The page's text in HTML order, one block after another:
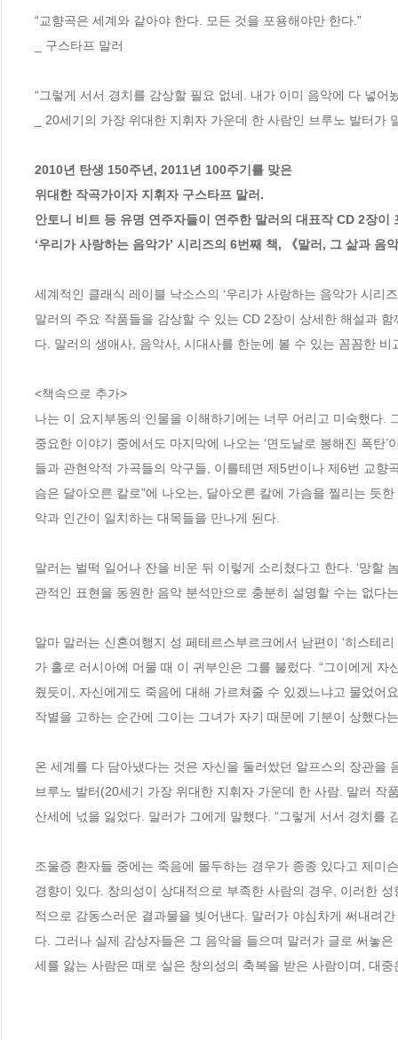
“교향곡은 세계와 같아야 한다. 모든 것을 포용해야만 한다.”
_ 구스타프 말러
“그렇게 서서 경치를 감상할 필요 없네. 내가 이미 음악에 다 넣어
_ 20세기의 가장 위대한 지휘자 가운데 한 사람인 브루노 발터
2010년 탄생 150주년, 2011년 100주기를 맞은
위대한 작곡가이자 지휘자 구스타프 말러.
안토니 비트 등 유명 연주자들이 연주한 말러의 대표작 CD 2장이
‘우리가 사랑하는 음악가’ 시리즈의 6번째 책, 《말러, 그 삶과 음
세계적인 클래식 레이블 낙소스의 ‘우리가 사랑하는 음악가 시리즈
말러의 주요 작품들을 감상할 수 있는 CD 2장이 상세한 해설과
다. 말러의 생애사, 음악사, 시대사를 한눈에 볼 수 있는 꼼꼼한
<책속으로 추가>
나는 이 요지부동의 인물을 이해하기에는 너무 어리고 미숙했다.
중요한 이야기 중에서도 마지막에 나오는 ‘면도날로 봉해진 폭탄
들과 관현악적 가곡들의 악구들, 이를테면 제5번이나 제6번 교
슴은 달아오른 칼로”에 나오는, 달아오른 칼에 가슴을 찔리는 듯
악과 인간이 일치하는 대목들을 만나게 된다.
말러는 벌떡 일어나 잔을 비운 뒤 이렇게 소리쳤다고 한다. ‘망할
관적인 표현을 동원한 음악 분석만으로 충분히 설명할 수는 없
알마 말러는 신혼여행지 성 페테르스부르크에서 남편이 ‘히스테
가 홀로 러시아에 머물 때 이 귀부인은 그를 불렀다. “그이에게
줬듯이, 자신에게도 죽음에 대해 가르쳐줄 수 있겠느냐고 물었어
작별을 고하는 순간에 그이는 그녀가 자기 때문에 기분이 상했다
온 세계를 다 담아냈다는 것은 자신을 둘러쌌던 알프스의 장관을
브루노 발터(20세기 가장 위대한 지휘자 가운데 한 사람. 말러
산세에 넋을 잃었다. 말러가 그에게 말했다. “그렇게 서서 경치를
조울증 환자들 중에는 죽음에 몰두하는 경우가 종종 있다고 제미
경향이 있다. 창의성이 상대적으로 부족한 사람의 경우, 이러한
적으로 감동스러운 결과물을 빚어낸다. 말러가 야심차게 써내려
다. 그러나 실제 감상자들은 그 음악을 들으며 말러가 글로 써놓
세를 앓는 사람은 때로 실은 창의성의 축복을 받은 사람이며, 대